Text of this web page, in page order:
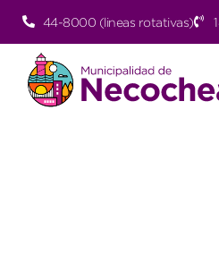
44-8000 (lineas rotativas)